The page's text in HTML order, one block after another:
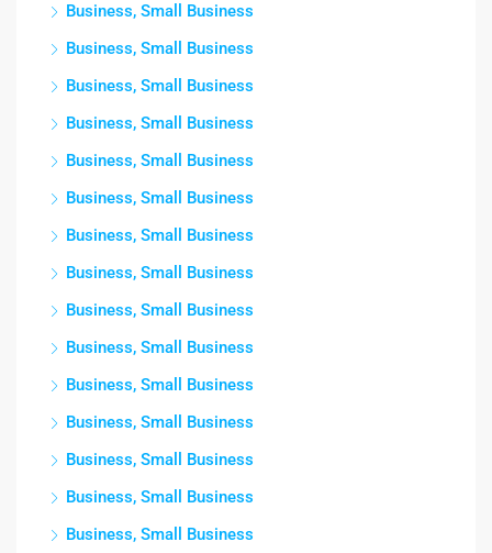
Business, Small Business
Business, Small Business
Business, Small Business
Business, Small Business
Business, Small Business
Business, Small Business
Business, Small Business
Business, Small Business
Business, Small Business
Business, Small Business
Business, Small Business
Business, Small Business
Business, Small Business
Business, Small Business
Business, Small Business